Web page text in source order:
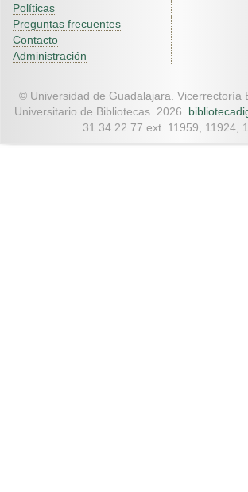
Políticas
Preguntas frecuentes
Contacto
Administración
© Universidad de Guadalajara. Vicerrectoría
Universitario de Bibliotecas. 2026.
31 34 22 77 ext. 11959, 11924,